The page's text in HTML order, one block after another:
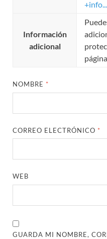
+info...
Información
adicional
NOMBRE *
CORREO ELECTRÓNICO *
WEB
GUARDA MI NOMBRE,